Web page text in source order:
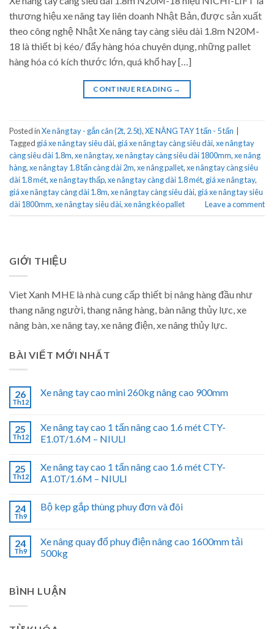
thương hiệu xe nâng tay liên doanh Nhật Bản, được sản xuất
theo công nghệ Nhật Xe nâng tay càng siêu dài 1.8m N20M-
18 là thiết bị kéo/ đẩy hàng hóa chuyên dụng, những pallet
hàng hóa có kích thước lớn, quá khổ hay […]
CONTINUE READING →
Posted inXe nâng tay - gắn cân (2t, 2.5t),XE NÂNG TAY 1 tấn - 5 tấn
Tagged giá xe nâng tay siêu dài, giá xe nâng tay càng siêu dài,xe nâng tay
càng siêu dài 1.8m,xe nâng tay,xe nâng tay càng siêu dài 1800mm,xe nâng
hàng,xe nâng tay 1.8 tấn càng dài 2m,xe nâng pallet,xe nâng tay càng siêu
dài 1.8 mét,xe nâng tay thấp,xe nâng tay càng dài 1.8 mét, giá xe nâng tay,
giá xe nâng tay càng dài 1.8m,xe nâng tay càng siêu dài, giá xe nâng tay siêu
dài 1800mm,xe nâng tay siêu dài,xe nâng kéo pallet Leave a comment
GIỚI THIỆU
Viet Xanh MHE là nhà cung cấp thiết bị nâng hàng đầu như
thang nâng người, thang nâng hàng, bàn nâng thủy lực, xe
nâng bàn, xe nâng tay, xe nâng điện, xe nâng thủy lực.
BÀI VIẾT MỚI NHẤT
26
Th12
Xe nâng tay cao mini 260kg nâng cao 900mm
25
Th12
Xe nâng tay cao 1 tấn nâng cao 1.6 mét CTY-
E1.0T/1.6M – NIULI
25
Th12
Xe nâng tay cao 1 tấn nâng cao 1.6 mét CTY-
A1.0T/1.6M – NIULI
24
Th9
Bộ kẹp gắp thùng phuy đơn và đôi
24
Th9
Xe nâng quay đổ phuy điện nâng cao 1600mm tải
500kg
BÌNH LUẬN